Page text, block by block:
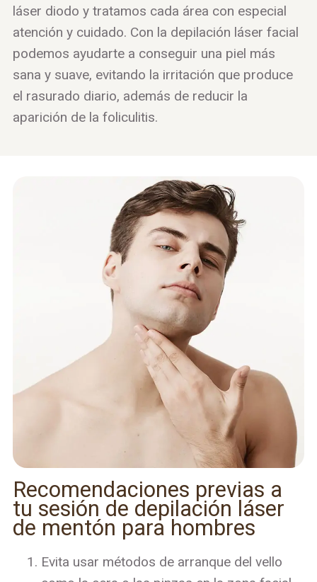
láser diodo y tratamos cada área con especial
atención y cuidado. Con la depilación láser facial
podemos ayudarte a conseguir una piel más
sana y suave, evitando la irritación que produce
el rasurado diario, además de reducir la
aparición de la foliculitis.
Recomendaciones previas a
tu sesión de depilación láser
de mentón para hombres
Evita usar métodos de arranque del vello